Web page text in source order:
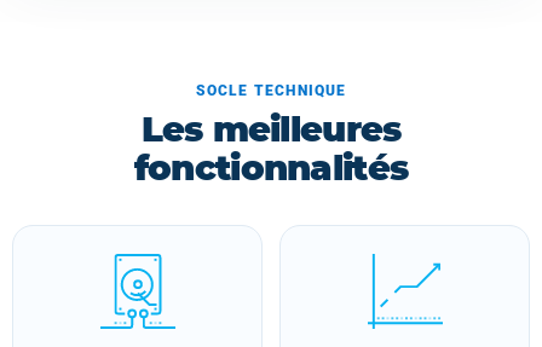
SOCLE TECHNIQUE
Les meilleures
fonctionnalités